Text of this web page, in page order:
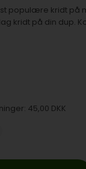
populære kridt på
kridt på din dup.
45,00 DKK